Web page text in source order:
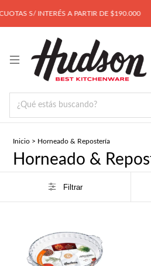
S/ INTERÉS A PARTIR DE $190.000
Inicio > Horneado & Repostería
Horneado &
Filtrar